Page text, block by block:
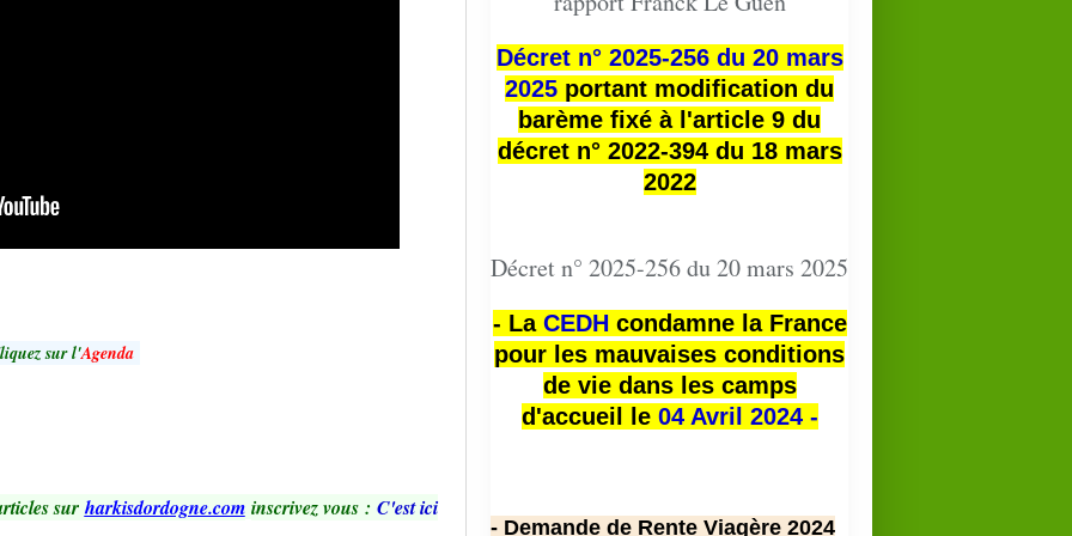
sur l'Agenda
sur harkisdordogne.com inscrivez vous : C'est ici
Décret n° 2025-256 du 20 mars
2025 portant modification du
barème fixé à l'article 9 du
décret n° 2022-394 du 18 mars
2022
Décret n° 2025-256 du 20 mars 2025
- La CEDHcondamne la France
pour les mauvaises conditions
de vie dans les camps
d'accueil le 04 Avril 2024 -
- Demande de Rente Viagère 2024